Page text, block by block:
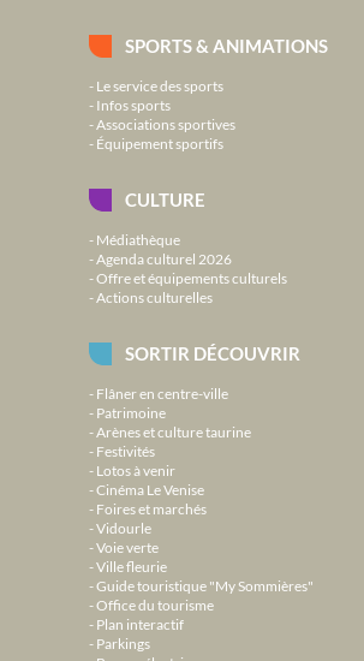
SPORTS & ANIMATIONS
Le service des sports
Infos sports
Associations sportives
Équipement sportifs
CULTURE
Médiathèque
Agenda culturel 2026
Offre et équipements culturels
Actions culturelles
SORTIR DÉCOUVRIR
Flâner en centre-ville
Patrimoine
Arènes et culture taurine
Festivités
Lotos à venir
Cinéma Le Venise
Foires et marchés
Vidourle
Voie verte
Ville fleurie
Guide touristique "My Sommières"
Office du tourisme
Plan interactif
Parkings